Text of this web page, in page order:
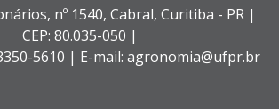
nº 1540, Cabral, Curitiba - PR |
CEP: 80.035-050 |
5610 | E-mail: agronomia@ufpr.br